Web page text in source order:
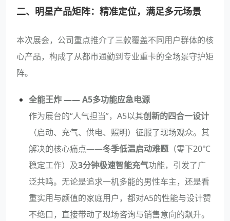
二、明星产品矩阵：精准定位，满足多元场景
本次展会，公司重点推介了三款覆盖不同用户群体的核
心产品，构成了从都市通勤到专业重卡的全场景守护矩
阵。
全能王炸 —— A5多功能应急电源
作为展台的“人气担当”，A5以其创新的四合一设计
（启动、充气、供电、照明）征服了现场观众。其
解决的核心痛点——冬季低温启动难题 （零下20℃
稳定工作）及3分钟极速智能充气功能，引发了广
泛共鸣。无论是追求一机多能的男性车主，还是看
重实用与颜值的家庭用户，都对A5的性能与设计赞
不绝口，直接带动了现场咨询与销售意向的飙升。